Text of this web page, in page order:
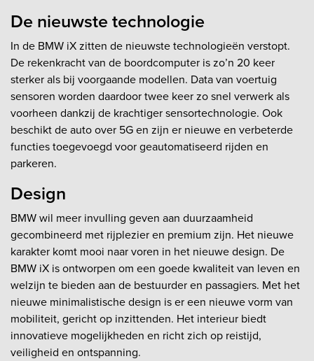
De nieuwste technologie
In de BMW iX zitten de nieuwste technologieën verstopt.
De rekenkracht van de boordcomputer is zo’n 20 keer
sterker als bij voorgaande modellen. Data van voertuig
sensoren worden daardoor twee keer zo snel verwerk als
voorheen dankzij de krachtiger sensortechnologie. Ook
beschikt de auto over 5G en zijn er nieuwe en verbeterde
functies toegevoegd voor geautomatiseerd rijden en
parkeren.
Design
BMW wil meer invulling geven aan duurzaamheid
gecombineerd met rijplezier en premium zijn. Het nieuwe
karakter komt mooi naar voren in het nieuwe design. De
BMW iX is ontworpen om een goede kwaliteit van leven en
welzijn te bieden aan de bestuurder en passagiers. Met het
nieuwe minimalistische design is er een nieuwe vorm van
mobiliteit, gericht op inzittenden. Het interieur biedt
innovatieve mogelijkheden en richt zich op reistijd,
veiligheid en ontspanning.